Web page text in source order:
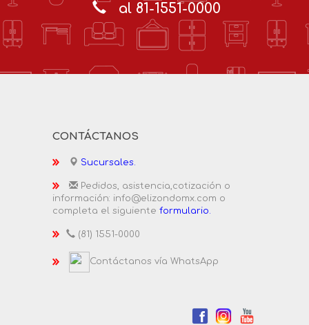
al 81-1551-0000
CONTÁCTANOS
Sucursales.
Pedidos, asistencia,cotización o
información: info@elizondomx.com o
completa el siguiente formulario.
(81) 1551-0000
Contáctanos vía WhatsApp